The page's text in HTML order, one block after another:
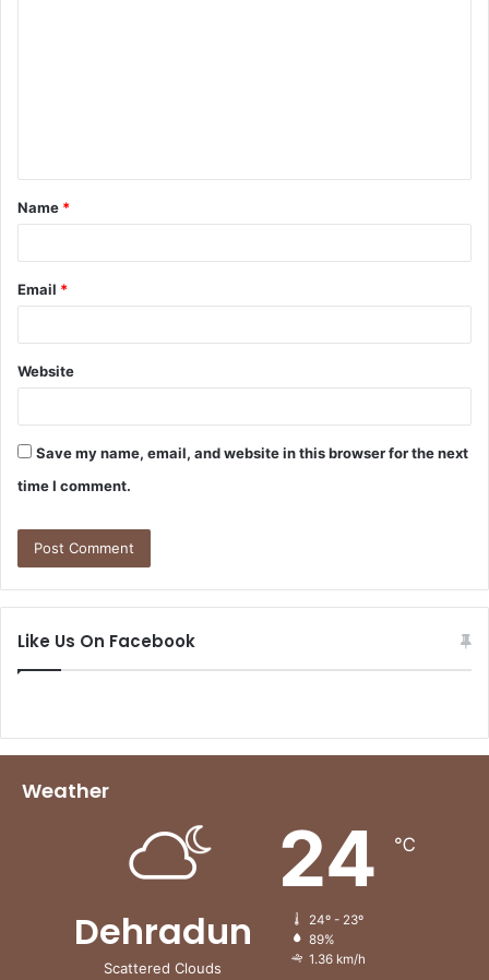
t
*
Name *
Email *
Website
Save my name, email, and website in this browser for the next
time I comment.
Like Us On Facebook
Weather
Dehradun
Scattered Clouds
24 ℃
24º - 23º
89%
1.36 km/h